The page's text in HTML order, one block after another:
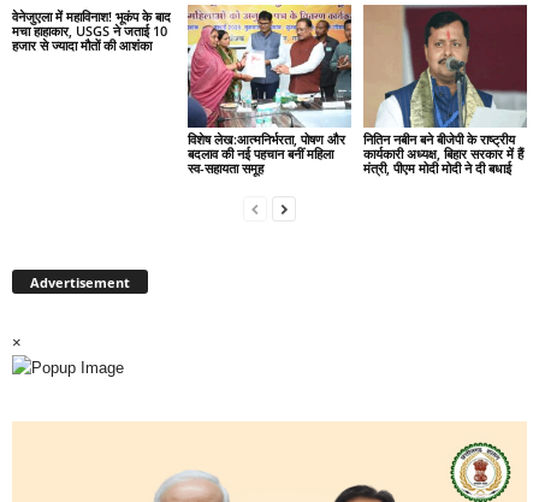
वेनेजुएला में महाविनाश! भूकंप के बाद
मचा हाहाकार, USGS ने जताई 10
हजार से ज्यादा मौतों की आशंका
विशेष लेख:आत्मनिर्भरता, पोषण और
बदलाव की नई पहचान बनीं महिला
स्व-सहायता समूह
नितिन नबीन बने बीजेपी के राष्ट्रीय
कार्यकारी अध्यक्ष, बिहार सरकार में हैं
मंत्री, पीएम मोदी मोदी ने दी बधाई
Advertisement
×